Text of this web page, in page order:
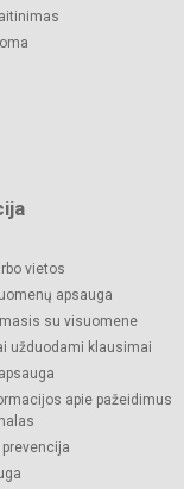
vietos
apsauga
su visuomene
užduodami klausimai
apie pažeidimus